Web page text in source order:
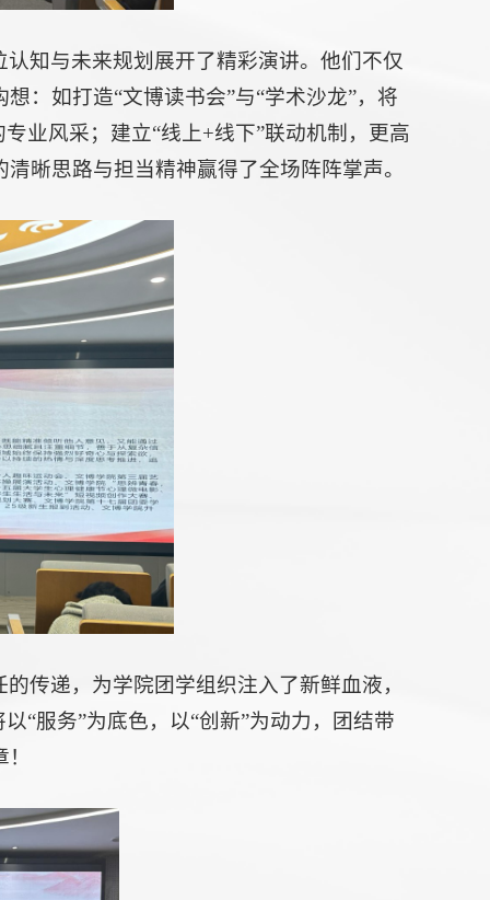
知与未来规划展开了精彩演讲。他们不仅
：如打造“文博读书会”与“学术沙龙”，将
业风采；建立“线上+线下”联动机制，更高
晰思路与担当精神赢得了全场阵阵掌声。
传递，为学院团学组织注入了新鲜血液，
“服务”为底色，以“创新”为动力，团结带